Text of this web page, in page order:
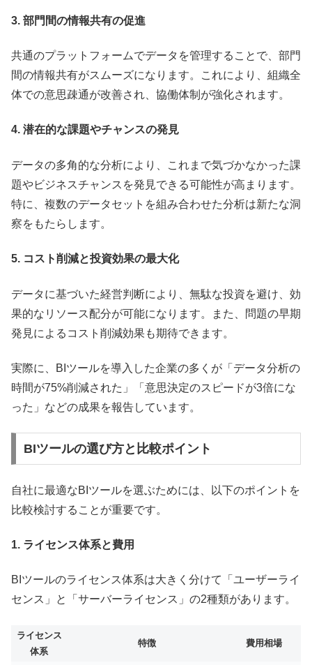
3. 部門間の情報共有の促進
共通のプラットフォームでデータを管理することで、部門
間の情報共有がスムーズになります。これにより、組織全
体での意思疎通が改善され、協働体制が強化されます。
4. 潜在的な課題やチャンスの発見
データの多角的な分析により、これまで気づかなかった課
題やビジネスチャンスを発見できる可能性が高まります。
特に、複数のデータセットを組み合わせた分析は新たな洞
察をもたらします。
5. コスト削減と投資効果の最大化
データに基づいた経営判断により、無駄な投資を避け、効
果的なリソース配分が可能になります。また、問題の早期
発見によるコスト削減効果も期待できます。
実際に、BIツールを導入した企業の多くが「データ分析の
時間が75%削減された」「意思決定のスピードが3倍にな
った」などの成果を報告しています。
BIツールの選び方と比較ポイント
自社に最適なBIツールを選ぶためには、以下のポイントを
比較検討することが重要です。
1. ライセンス体系と費用
BIツールのライセンス体系は大きく分けて「ユーザーライ
センス」と「サーバーライセンス」の2種類があります。
ライセンス
体系
特徴 費用相場